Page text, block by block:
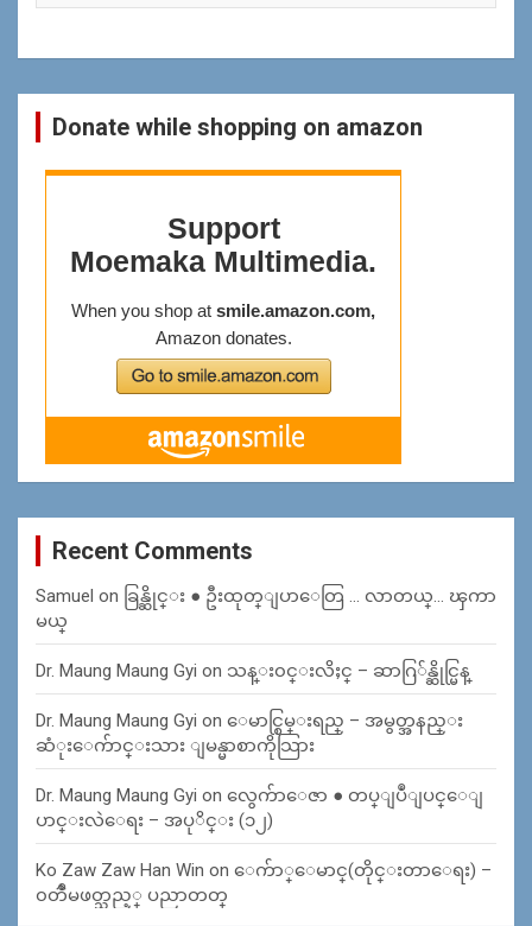
Donate while shopping on amazon
Recent Comments
Samuel on ခြန္ဆိုင္း ● ဦးထုတ္ျပာေတြ … လာတယ္… ၾကာ
မယ္
Dr. Maung Maung Gyi on သန္း၀င္းလိႈင္ – ဆာဂြ်န္ဆိုင္မြန္
Dr. Maung Maung Gyi on ေမာင္စြမ္းရည္ – အမွတ္အနည္း
ဆံုးေက်ာင္းသား ျမန္မာစာကိုသြား
Dr. Maung Maung Gyi on လွေက်ာေဇာ ● တပ္ျပဳျပင္ေျ
ပာင္းလဲေရး – အပုိင္း (၁၂)
Ko Zaw Zaw Han Win on ေက်ာ္ေမာင္(တိုင္းတာေရး) –
၀တၳဳမဖတ္သည့္ ပညာတတ္